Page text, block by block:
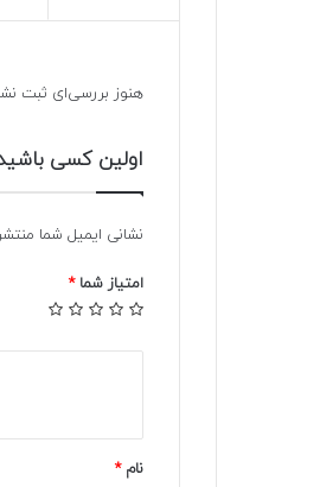
هنوز بررسی‌ای ثبت
اولین کسی
نشانی ایمیل شما
امتیاز شما*
د
گ
نام*